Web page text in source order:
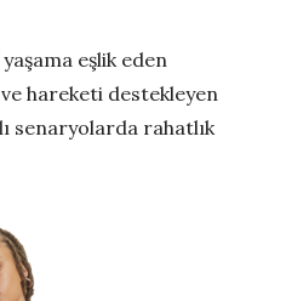
eşlik eden
hareketi destekleyen
senaryolarda rahatlık